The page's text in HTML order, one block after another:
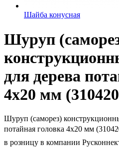
Шайба конусная
Шуруп
для дерева
4х20 мм
Шуруп (саморез)
потайная головка 4х20 мм
в розницу в компании